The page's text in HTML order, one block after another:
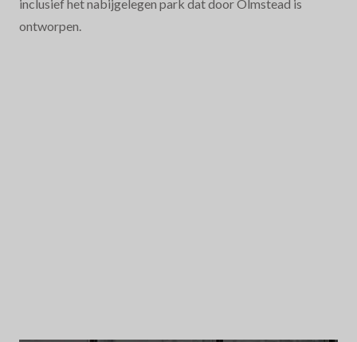
inclusief het nabijgelegen park dat door Olmstead is
ontworpen.